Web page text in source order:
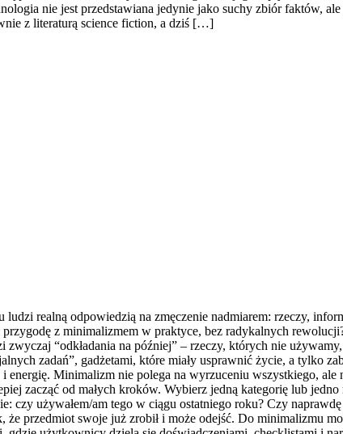
nie jest przedstawiana jedynie jako suchy zbiór faktów,
z literaturą science fiction, a dziś […]
ludzi realną odpowiedzią na zmęczenie nadmiarem: rzeczy,
z minimalizmem w praktyce, bez radykalnych
“odkładania na później” – rzeczy, których nie
zadań”, gadżetami, które miały usprawnić życie, a tylko
i energię. Minimalizm nie polega na wyrzuceniu wszystkiego,
zacząć od małych kroków. Wybierz jedną kategorię lub jedno
czy używałem/am tego w ciągu ostatniego roku? Czy
że przedmiot swoje już zrobił i może odejść. Do minimalizmu